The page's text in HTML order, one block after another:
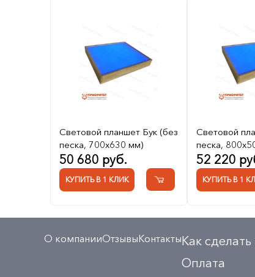
Световой планшет Бук (без
песка, 700x630 мм)
50 680 руб.
КУПИТЬ В 1 КЛИК
Световой
песка,
52 220
КУПИТЬ В 1
О компанииОтзывыКонтактыКак сделать
Оплата